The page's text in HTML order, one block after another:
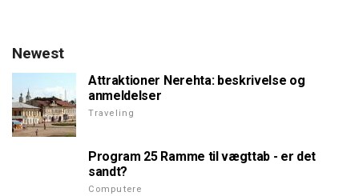
Newest
Attraktioner Nerehta: beskrivelse og
anmeldelser
Traveling
Program 25 Ramme til vægttab - er det
sandt?
Computere